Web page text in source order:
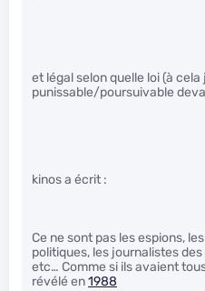
et légal selon quelle loi (à cela
punissable/poursuivable
kinos a écrit :
Ce ne sont pas les espions,
politiques, les journalistes
etc… Comme si ils avaient
révélé en1988